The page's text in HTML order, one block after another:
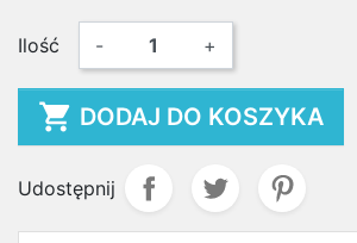
Ilość - +
 DODAJ DO KOSZYKA
Udostępnij